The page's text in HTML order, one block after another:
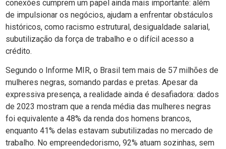
conexões cumprem um papel ainda mais importante: além
de impulsionar os negócios, ajudam a enfrentar obstáculos
históricos, como racismo estrutural, desigualdade salarial,
subutilização da força de trabalho e o difícil acesso a
crédito.
Segundo o Informe MIR, o Brasil tem mais de 57 milhões de
mulheres negras, somando pardas e pretas. Apesar da
expressiva presença, a realidade ainda é desafiadora: dados
de 2023 mostram que a renda média das mulheres negras
foi equivalente a 48% da renda dos homens brancos,
enquanto 41% delas estavam subutilizadas no mercado de
trabalho. No empreendedorismo, 92% atuam sozinhas, sem